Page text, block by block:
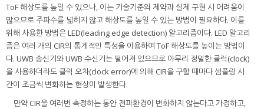
ToF 해상도를 높일 수 있으나, 이는 기술기준의 제약과 실제 구현 시 어려움이
많으므로 주파수를 넓히지 않고 해상도를 높일 수 있는 방법이 필요하다. 이를
위해 사용한 방법은 LED(leading edge detection) 알고리즘이다. LED 알고리
즘은 여러 개의 CIR의 통계적인 특성을 이용하여 ToF 해상도를 높이는 방법이
다. UWB 송신기와 UWB 수신기는 떨어져 있으므로 아무리 정밀한 클럭(clock)
을 사용하더라도 클럭 오차(clock error)에 의해 CIR을 구할 때마다 샘플링 시
간이 조금씩 변화하는 현상이 발생한다.
만약 CIR을 여러번 측정하는 동안 전파환경이 변화하지 않는다고 가정하고,